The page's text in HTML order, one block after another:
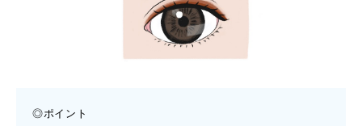
◎ポイント